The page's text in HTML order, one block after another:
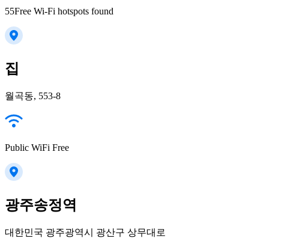
55Free Wi-Fi hotspots found
집
월곡동, 553-8
Public WiFi Free
광주송정역
대한민국 광주광역시 광산구 상무대로